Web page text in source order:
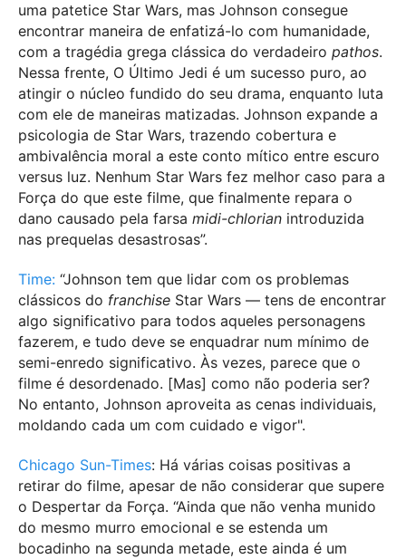
uma patetice Star Wars, mas Johnson consegue
encontrar maneira de enfatizá-lo com humanidade,
com a tragédia grega clássica do verdadeiro pathos.
Nessa frente, O Último Jedi é um sucesso puro, ao
atingir o núcleo fundido do seu drama, enquanto luta
com ele de maneiras matizadas. Johnson expande a
psicologia de Star Wars, trazendo cobertura e
ambivalência moral a este conto mítico entre escuro
versus luz. Nenhum Star Wars fez melhor caso para a
Força do que este filme, que finalmente repara o
dano causado pela farsa midi-chlorian introduzida
nas prequelas desastrosas”.
Time: “Johnson tem que lidar com os problemas
clássicos do franchise Star Wars — tens de encontrar
algo significativo para todos aqueles personagens
fazerem, e tudo deve se enquadrar num mínimo de
semi-enredo significativo. Às vezes, parece que o
filme é desordenado. [Mas] como não poderia ser?
No entanto, Johnson aproveita as cenas individuais,
moldando cada um com cuidado e vigor".
Chicago Sun-Times: Há várias coisas positivas a
retirar do filme, apesar de não considerar que supere
o Despertar da Força. “Ainda que não venha munido
do mesmo murro emocional e se estenda um
bocadinho na segunda metade, este ainda é um